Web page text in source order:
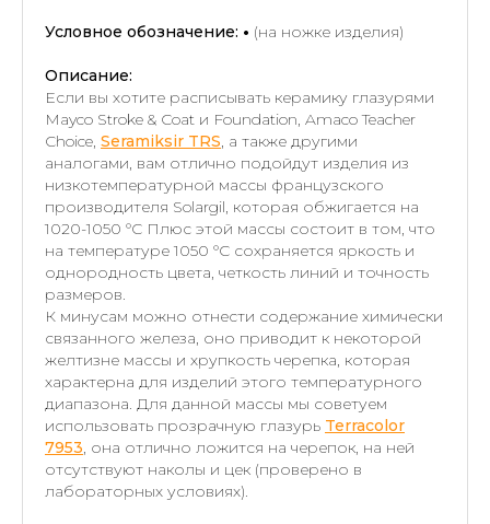
Условное обозначение: • (на ножке изделия)
Описание:
Если вы хотите расписывать керамику глазурями
Mayco Stroke & Coat и Foundation, Amaco Teacher
Choice, Seramiksir TRS, а также другими
аналогами, вам отлично подойдут изделия из
низкотемпературной массы французского
производителя Solargil, которая обжигается на
1020-1050 °C Плюс этой массы состоит в том, что
на температуре 1050 °C сохраняется яркость и
однородность цвета, четкость линий и точность
размеров.
К минусам можно отнести содержание химически
связанного железа, оно приводит к некоторой
желтизне массы и хрупкость черепка, которая
характерна для изделий этого температурного
диапазона. Для данной массы мы советуем
использовать прозрачную глазурь Terracolor
7953, она отлично ложится на черепок, на ней
отсутствуют наколы и цек (проверено в
лабораторных условиях).